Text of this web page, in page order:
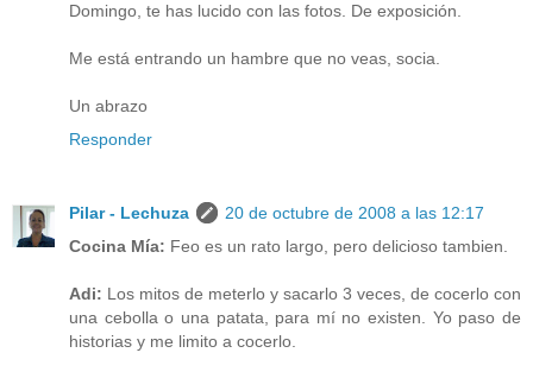
Domingo, te has lucido con las fotos. De exposición.
Me está entrando un hambre que no veas, socia.
Un abrazo
Responder
Pilar - Lechuza
20 de octubre de 2008 a las 12:17
Cocina Mía: Feo es un rato largo, pero delicioso tambien.
Adi: Los mitos de meterlo y sacarlo 3 veces, de cocerlo con
una cebolla o una patata, para mí no existen. Yo paso de
historias y me limito a cocerlo.